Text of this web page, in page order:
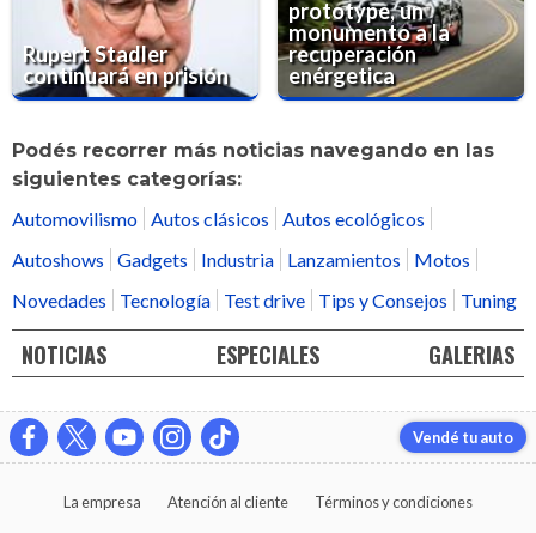
Rupert Stadler
continuará en prisión
prototype, un
monumento a la
recuperación
enérgetica
Podés recorrer más noticias navegando en las
siguientes categorías:
Automovilismo Autos clásicos
Autos ecológicos
Autoshows
Gadgets Industria Lanzamientos
Motos
Novedades
Tecnología Test drive Tips y Consejos Tuning
NOTICIAS ESPECIALES GALERIAS
Vendé tu auto
La empresa Atención al cliente Términos y condiciones